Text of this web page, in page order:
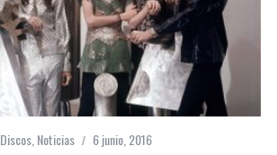
Discos, Noticias 6 junio, 2016